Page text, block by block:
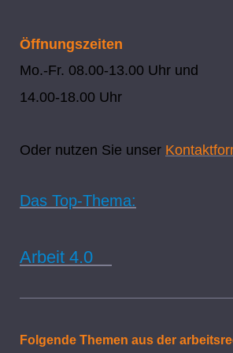
Öffnungszeiten
Mo.-Fr. 08.00-13.00 Uhr und
14.00-18.00 Uhr
Oder nutzen Sie unser
Das Top-Thema:
Arbeit 4.0
Folgende Themen aus der